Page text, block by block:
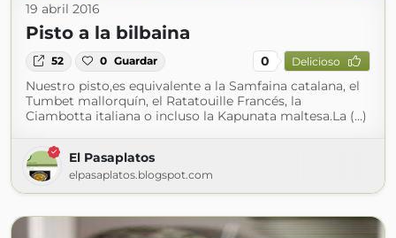
19 abril 2016
Pisto a la bilbaina
52 0 Guardar 0 Delicioso
Nuestro pisto,es equivalente a la Samfaina catalana, el
Tumbet mallorquín, el Ratatouille Francés, la
Ciambotta italiana o incluso la Kapunata maltesa.La (...)
El Pasaplatos
elpasaplatos.blogspot.com